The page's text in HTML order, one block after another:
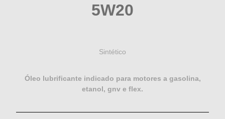
5W20
Sintético
Óleo lubrificante indicado para motores a gasolina,
etanol, gnv e flex.